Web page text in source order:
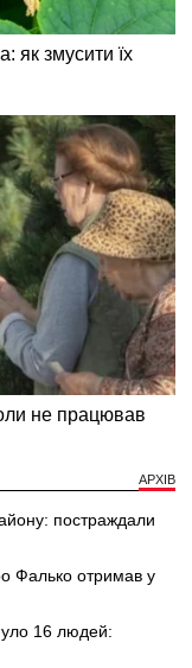
АРХІВ
постраждали
Фалько отримав у
16 людей: